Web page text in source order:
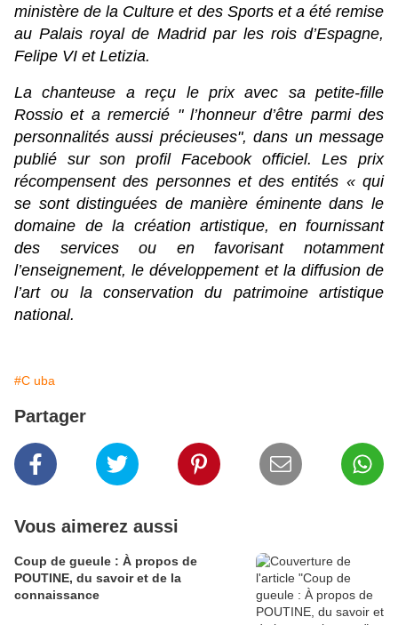
ministère de la Culture et des Sports et a été remise
au Palais royal de Madrid par les rois d’Espagne,
Felipe VI et Letizia.
La chanteuse a reçu le prix avec sa petite-fille
Rossio et a remercié " l’honneur d’être parmi des
personnalités aussi précieuses", dans un message
publié sur son profil Facebook officiel. Les prix
récompensent des personnes et des entités « qui
se sont distinguées de manière éminente dans le
domaine de la création artistique, en fournissant
des services ou en favorisant notamment
l’enseignement, le développement et la diffusion de
l’art ou la conservation du patrimoine artistique
national.
#C uba
Partager
Vous aimerez aussi
Coup de gueule : À propos de
POUTINE, du savoir et de la
connaissance